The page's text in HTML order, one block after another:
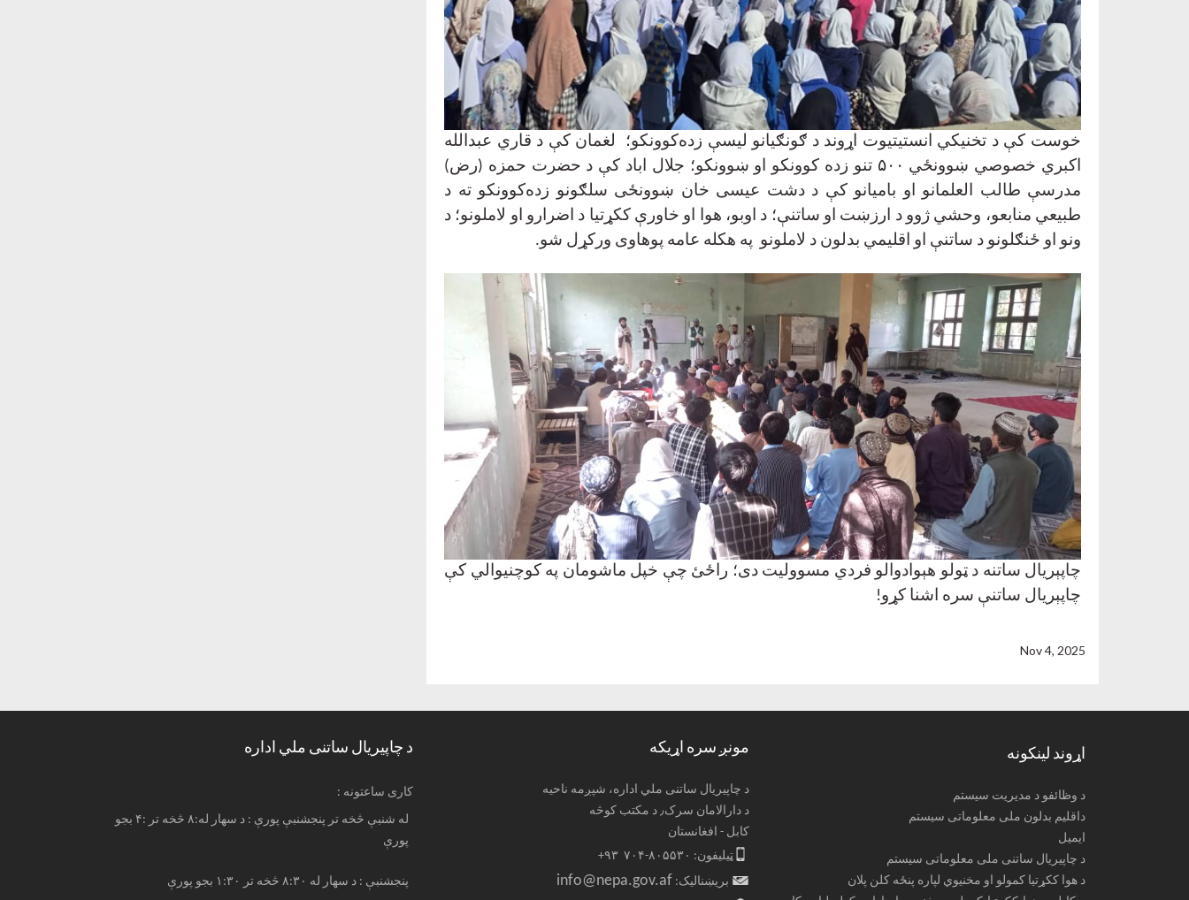
خوست کې د تخنیکي انستیتیوت اړوند د ګونګیانو لیسې زده‌کوونکو؛ لغمان کې د قاري عبدالله
اکبري خصوصي ښوونځي ۵۰۰ تنو زده کوونکو او ښوونکو؛ جلال اباد کې د حضرت حمزه (رض)
مدرسې طالب العلمانو او بامیانو کې د دشت عیسی خان ښوونځی سلګونو زده‌کوونکو ته د
طبیعي منابعو، وحشي ژوو د ارزښت او ساتنې؛ د اوبو، هوا او خاورې ککړتیا د اضرارو او لاملونو؛ د
ونو او ځنګلونو د ساتنې او اقلیمي بدلون د لاملونو په هکله عامه پوهاوی ورکړل شو.
چاپېریال ساتنه د ټولو هېوادوالو فردي مسوولیت دی؛ راځئ چې خپل ماشومان په کوچنیوالي کې
چاپېریال ساتنې سره اشنا کړو!
Nov 4, 2025
د چاپیریال ساتنی ملي اداره
: کاری ساعتونه
له شنبې څخه تر پنجشنبې پورې : د سهار له:۸ څخه تر :۴ بجو
پورې
پنجشنبې : د سهار له ۸:۳۰ څخه تر ۱:۳۰ بجو پورې
مونږ سره اړیکه
د چاپیریال ساتنی ملي اداره، شپږمه ناحیه
د دارالامان سرک٫ د مکتب کوڅه
کابل - افغانستان
ټیلیفون: ۸۰۵۵۳۰-۷۰۴ ۹۳+
بریښنالیک: info@nepa.gov.af
اړوند لینکونه
د وظائفو د مدیریت سیستم
داقلیم بدلون ملی معلوماتی سیستم
ایمیل
د چاپیریال ساتنی ملی معلوماتی سیستم
د هوا ککړتیا کمولو او مخنیوي لپاره پنځه کلن پلان